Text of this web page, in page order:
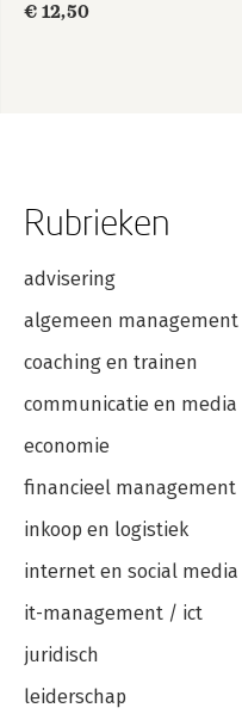
€ 12,50
Rubrieken
advisering
algemeen management
coaching en trainen
communicatie en media
economie
financieel management
inkoop en logistiek
internet en social media
it-management / ict
juridisch
leiderschap